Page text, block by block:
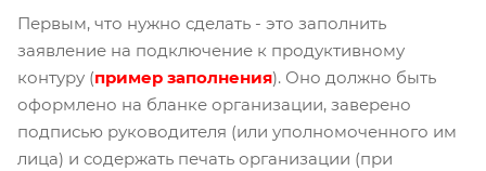
Первым, что нужно сделать - это заполнить
заявление на подключение к продуктивному
контуру (пример заполнения). Оно должно быть
оформлено на бланке организации, заверено
подписью руководителя (или уполномоченного им
лица) и содержать печать организации (при